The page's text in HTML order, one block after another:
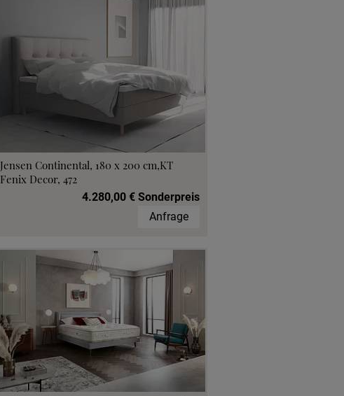
Jensen Continental, 180 x 200 cm,KT
Fenix Decor, 472
4.280,00 € Sonderpreis
Anfrage